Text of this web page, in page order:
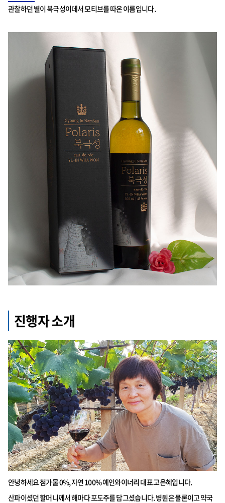
관찰하던 별이 북극성이데서 모티브를 따온 이름입니다.
진행자 소개
안녕하세요 첨가물 0%, 자연 100% 예인와이너리 대표 고은혜입니다.
산파이셨던 할머니께서 해마다 포도주를 담그셨습니다. 병원은 물론이고 약국